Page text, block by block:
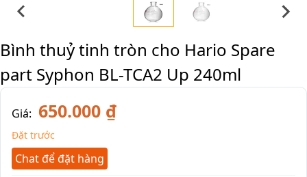
Bình thuỷ tinh tròn cho Hario Spare
part Syphon BL-TCA2 Up 240ml
Giá: 650.000 ₫
Đặt trước
Chat để đặt hàng